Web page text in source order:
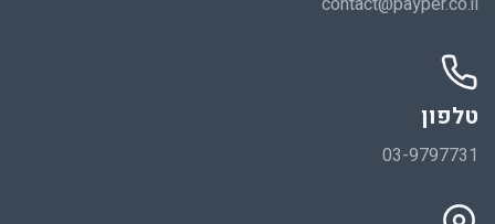
טלפון
03-9797731